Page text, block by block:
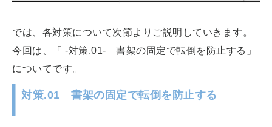
では、各対策について次節よりご説明していきます。
今回は、「 -対策.01- 書架の固定で転倒を防止する」
についてです。
対策.01 書架の固定で転倒を防止する